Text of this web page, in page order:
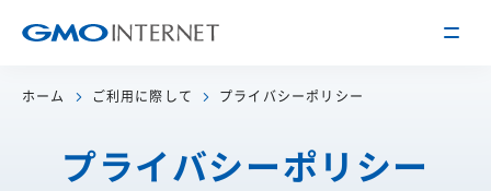
トップメッセージ
ホーム ご利用に際して プライバシーポリシー
プライバシーポリシー